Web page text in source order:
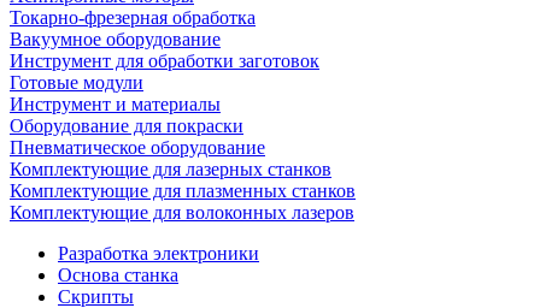
Токарно-фрезерная обработка
Вакуумное оборудование
Инструмент для обработки заготовок
Готовые модули
Инструмент и материалы
Оборудование для покраски
Пневматическое оборудование
Комплектующие для лазерных станков
Комплектующие для плазменных станков
Комплектующие для волоконных лазеров
Разработка электроники
Основа станка
Скрипты